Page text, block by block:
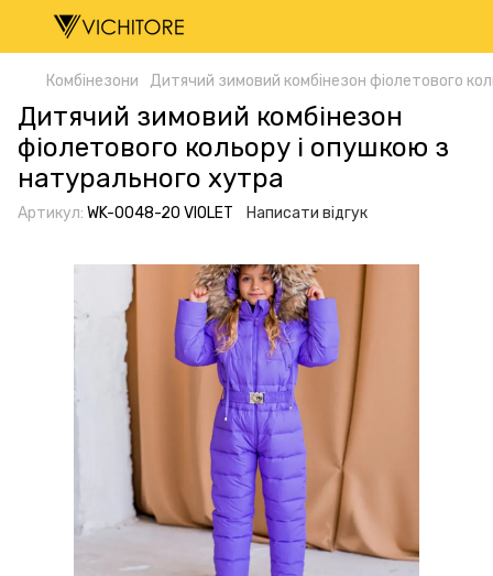
Комбінезони Дитячий зимовий комбінезон фіолетового
Дитячий зимовий комбінезон
фіолетового кольору і опушкою з
натурального хутра
Артикул: WK-0048-20 VIOLET Написати відгук